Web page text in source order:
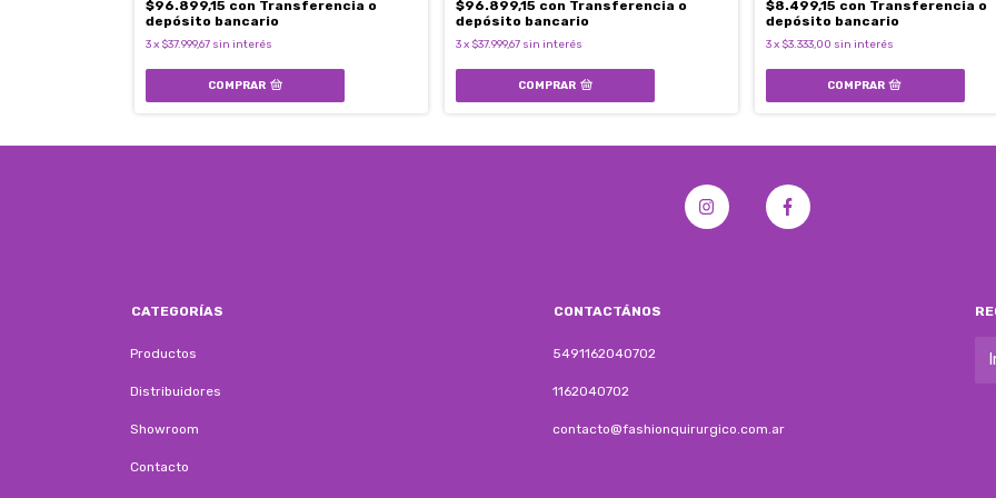
$96.899,15 con Transferencia o
depósito bancario
3x $37.999,67 sin interés
COMPRAR
$96.899,15 con Transferencia o
depósito bancario
3x $37.999,67 sin interés
COMPRAR
$8.499,15 con Transferencia o
depósito bancario
3x $3.333,00 sin interés
CATEGORÍAS
Productos
Distribuidores
Showroom
Contacto
CONTACTÁNOS
5491162040702
1162040702
contacto@fashionquirurgico.com.ar